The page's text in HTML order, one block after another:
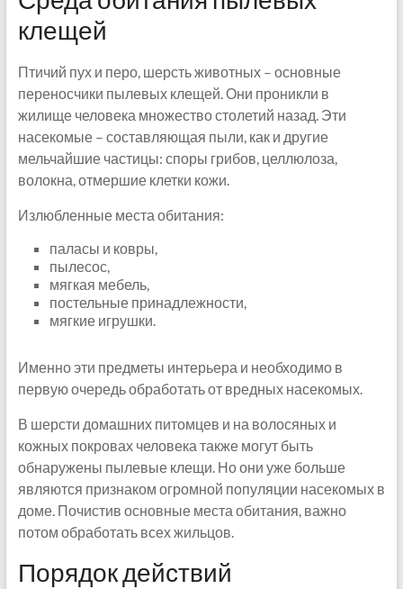
клещей
Птичий пух и перо, шерсть животных – основные
переносчики пылевых клещей. Они проникли в
жилище человека множество столетий назад. Эти
насекомые – составляющая пыли, как и другие
мельчайшие частицы: споры грибов, целлюлоза,
волокна, отмершие клетки кожи.
Излюбленные места обитания:
паласы и ковры,
пылесос,
мягкая мебель,
постельные принадлежности,
мягкие игрушки.
Именно эти предметы интерьера и необходимо в
первую очередь обработать от вредных насекомых.
В шерсти домашних питомцев и на волосяных и
кожных покровах человека также могут быть
обнаружены пылевые клещи. Но они уже больше
являются признаком огромной популяции насекомых в
доме. Почистив основные места обитания, важно
потом обработать всех жильцов.
Порядок действий